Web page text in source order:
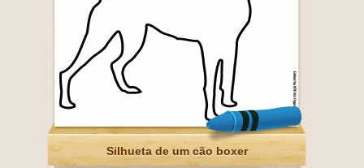
Silhueta de um cão boxer